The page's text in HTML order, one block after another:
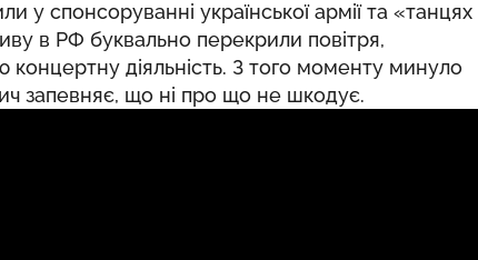
спонсоруванні української армії та «танцях
в РФ буквально перекрили повітря,
концертну діяльність. З того моменту минуло
запевняє, що ні про що не шкодує.